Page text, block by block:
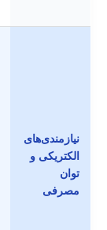
نیازمندی‌های
الکتریکی و
توان
مصرفی